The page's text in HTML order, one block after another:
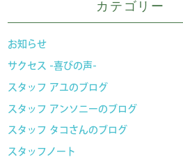
カテゴリー
お知らせ
サクセス -喜びの声-
スタッフ アユのブログ
スタッフ アンソニーのブログ
スタッフ タコさんのブログ
スタッフノート